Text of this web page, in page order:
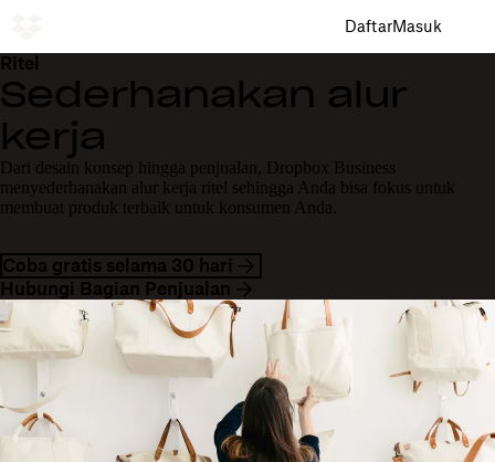
DaftarMasuk
Ritel
Sederhanakan alur
kerja
Dari desain konsep hingga penjualan, Dropbox Business
menyederhanakan alur kerja ritel sehingga Anda bisa fokus untuk
membuat produk terbaik untuk konsumen Anda.
Coba gratis selama 30 hari
Hubungi Bagian Penjualan